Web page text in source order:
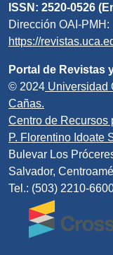
ISSN: 2520-0526
Dirección OAI-PMH:
https://
Portal de Revistas
© 2024 Universidad
Cañas.
Centro de Recursos
P. Florentino Idoate
Bulevar Los
Salvador,
Tel.: (503) 2210-